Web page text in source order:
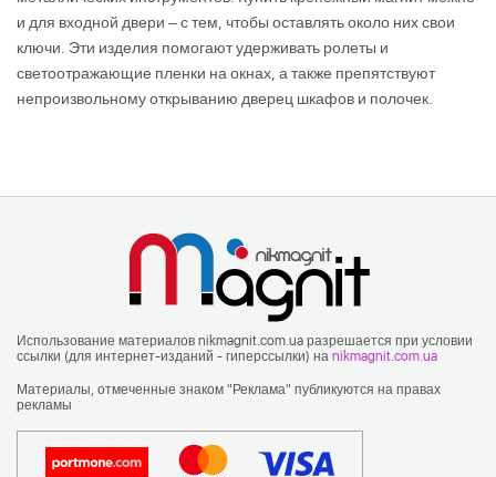
и для входной двери – с тем, чтобы оставлять около них свои
ключи. Эти изделия помогают удерживать ролеты и
светоотражающие пленки на окнах, а также препятствуют
непроизвольному открыванию дверец шкафов и полочек.
Использование материалов nikmagnit.com.ua разрешается при условии
ссылки (для интернет-изданий - гиперссылки) на nikmagnit.com.ua
Материалы, отмеченные знаком "Реклама" публикуются на правах
рекламы